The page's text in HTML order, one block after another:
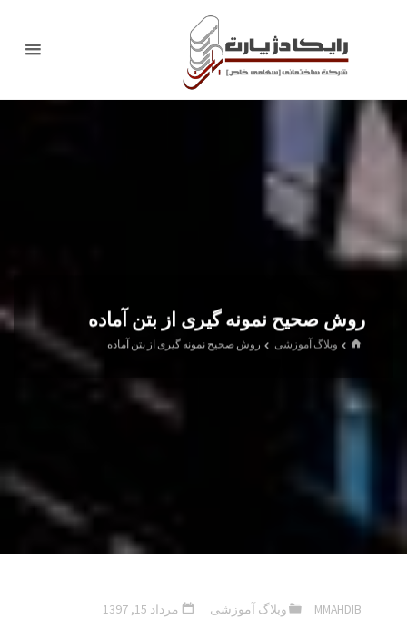
روش صحیح نمونه گیری از بتن آماده
وبلاگ آموزشی روش صحیح نمونه گیری از بتن آماده
MMAHDIB وبلاگ آموزشی مرداد 15, 1397